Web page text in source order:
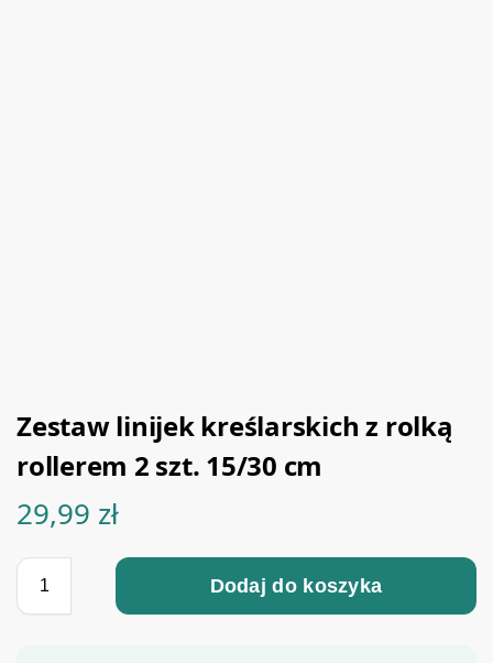
Zestaw linijek kreślarskich z rolką
rollerem 2 szt. 15/30 cm
29,99 zł
Dodaj do koszyka